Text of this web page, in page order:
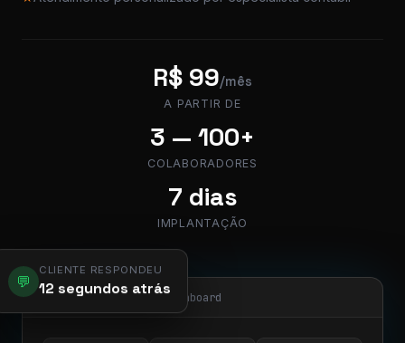
R$ 99/mês
A PARTIR DE
3 — 100+
COLABORADORES
7 dias
IMPLANTAÇÃO
💬
CLIENTE RESPONDEU
12 segundos atrás
app.pier.mobi/dashboard